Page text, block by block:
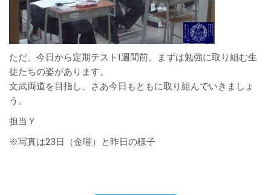
ただ、今日から定期テスト1週間前。まずは勉強に取り組む生
徒たちの姿があります。
文武両道を目指し、さあ今日もともに取り組んでいきましょ
う。
担当Ｙ
※写真は23日（金曜）と昨日の様子